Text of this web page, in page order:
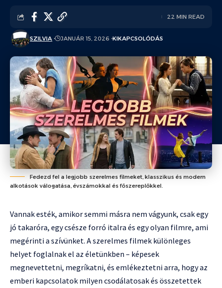
SZILVIA JANUÁR 15, 2026 KIKAPCSOLÓDÁS
22 MIN READ
Fedezd fel a legjobb szerelmes filmeket, klasszikus és modern
alkotások válogatása, évszámokkal és főszereplőkkel.
Vannak esték, amikor semmi másra nem vágyunk, csak egy
jó takaróra, egy csésze forró italra és egy olyan filmre, ami
megérinti a szívünket. A szerelmes filmek különleges
helyet foglalnak el az életünkben – képesek
megnevettetni, megríkatni, és emlékeztetni arra, hogy az
emberi kapcsolatok milyen csodálatosak és összetettek